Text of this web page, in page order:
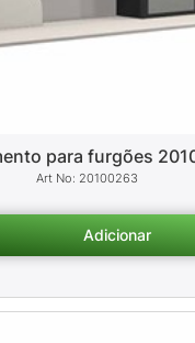
para furgões
20100263